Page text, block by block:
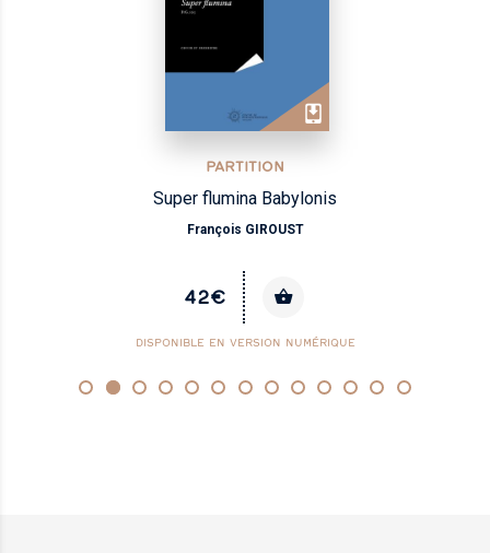
PARTITION
Super flumina Babylonis
François GIROUST
42€
DISPONIBLE EN VERSION NUMÉRIQUE